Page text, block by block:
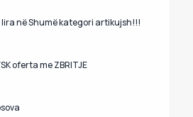
lira në Shumë kategori artikujsh!!!
oferta me ZBRITJE